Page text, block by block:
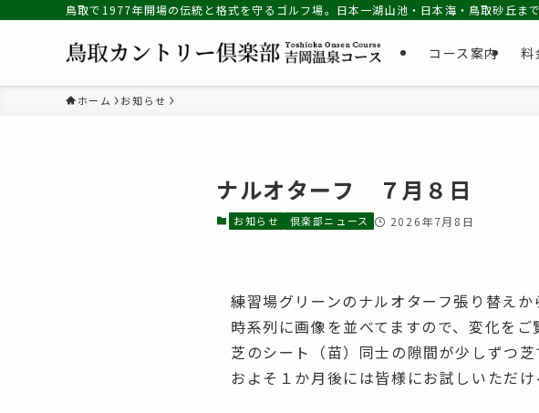
鳥取で1977年開場の伝統と格式を守るゴルフ場。日本一湖山池・日本海・鳥取砂丘まで
コース案内 料
ホーム お知らせ
ナルオターフ ７月８日
お知らせ 倶楽部ニュース 2026年7月8日
練習場グリーンのナルオターフ張り替えか
時系列に画像を並べてますので、変化をご
芝のシート（苗）同士の隙間が少しずつ芝
およそ１か月後には皆様にお試しいただ